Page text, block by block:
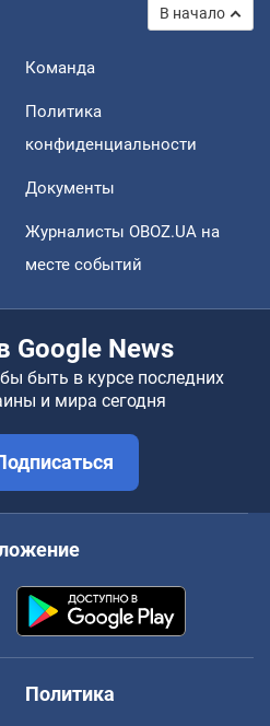
В начало
Команда
Политика
конфиденциальности
Документы
Журналисты OBOZ.UA на
месте событий
Google News
быть в курсе последних
и мира сегодня
Политика